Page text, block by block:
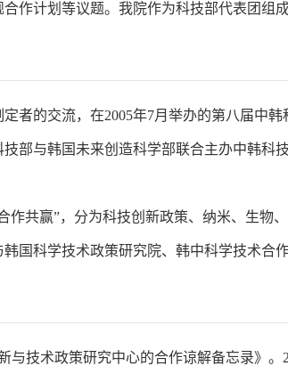
作计划等议题。我院作为科技部代表团组成
者的交流，在2005年7月举办的第八届中
部与韩国未来创造科学部联合主办中韩科
作共赢”，分为科技创新政策、纳米、生物
国科学技术政策研究院、韩中科学技术合作
与技术政策研究中心的合作谅解备忘录》